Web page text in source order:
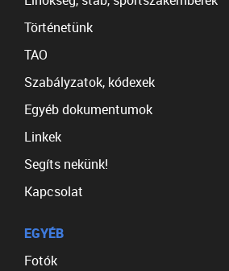
Történetünk
TAO
Szabályzatok, kódexek
Egyéb dokumentumok
Linkek
Segíts nekünk!
Kapcsolat
EGYÉB
Fotók